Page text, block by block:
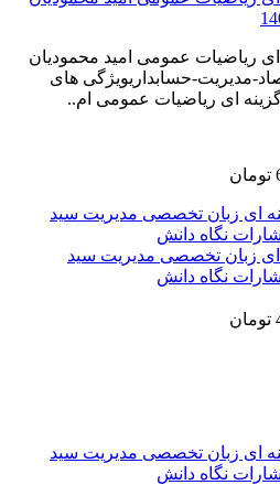
ای ریاضیات عمومی امید محمودیان
مدیریت-حسابداریویژگی های
ای زبان تخصصی مدیریت سید
نگاه دانش